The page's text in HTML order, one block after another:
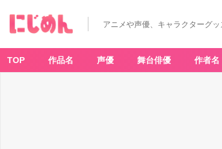
アニメや声優、キャラクターグ
TOP 作品名 声優 舞台俳優 作者名